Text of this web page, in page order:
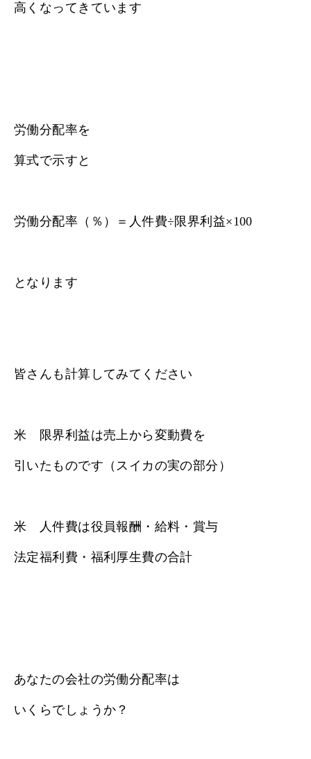
高くなってきています
労働分配率を
算式で示すと
労働分配率（％）＝人件費÷限界利益×100
となります
皆さんも計算してみてください
米 限界利益は売上から変動費を
引いたものです（スイカの実の部分）
米 人件費は役員報酬・給料・賞与
法定福利費・福利厚生費の合計
あなたの会社の労働分配率は
いくらでしょうか？